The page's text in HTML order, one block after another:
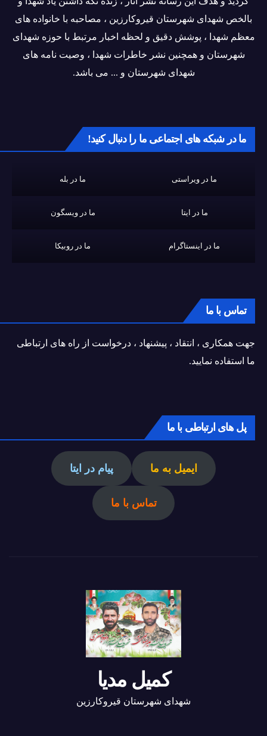
بالخص شهدای شهرستان قیروکارزین ، مصاحبه با خانواده های
معظم شهدا ، پوشش دقیق و لحظه اخبار مرتبط با حوزه شهدای
شهرستان و همچنین نشر خاطرات شهدا ، وصیت نامه های
شهدای شهرستان و ... می باشد.
ما در شبکه های اجتماعی ما را دنبال کنید!
ما در ویراستی ما در بله
ما در ایتا ما در ویسگون
ما در اینستاگرام ما در روبیکا
تماس با ما
جهت همکاری ، انتقاد ، پیشنهاد ، درخواست از راه های ارتباطی
ما استفاده نمایید.
پل های ارتباطی با ما
ایمیل به ما پیام در ایتا
تماس با ما
کمیل مدیا
شهدای شهرستان قیروکارزین